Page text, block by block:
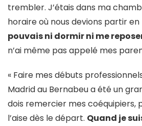
trembler. J’étais dans ma
horaire où nous devions partir en
pouvais ni dormir ni me
n’ai même pas appelé mes
« Faire mes débuts
Madrid au Bernabeu a été un
dois remercier mes coéquipiers,
l’aise dès le départ. Quand je